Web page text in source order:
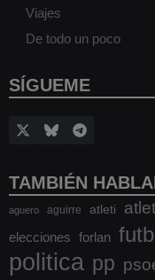
Viajes
De todo un poco
SÍGUEME
TAMBIÉN
aguero aguirre atleti
elecciones forlan
politica pp